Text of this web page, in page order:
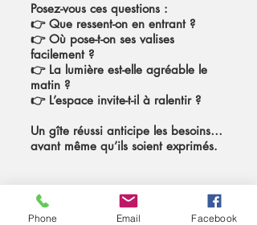
Posez-vous ces questions :
👉 Que ressent-on en entrant ?
👉 Où pose-t-on ses valises
facilement ?
👉 La lumière est-elle agréable le
matin ?
👉 L’espace invite-t-il à ralentir ?
Un gîte réussi anticipe les besoins…
avant même qu’ils soient exprimés.
⭐L’expérience client : la
clé du succès
Phone Email Facebook